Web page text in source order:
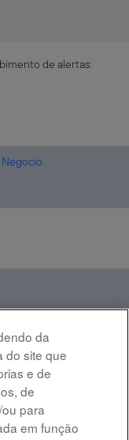
de alertas:
Negocio
da
do site que
e de
de
para
em função